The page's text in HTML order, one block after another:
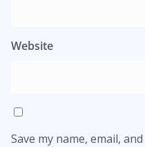
Website
Save my name, email,